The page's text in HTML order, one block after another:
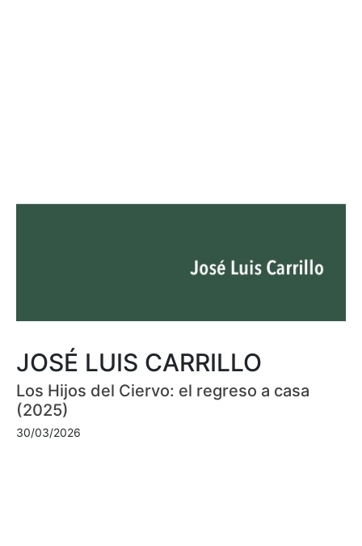
JOSÉ LUIS CARRILLO
Los Hijos del Ciervo: el regreso a casa
(2025)
30/03/2026